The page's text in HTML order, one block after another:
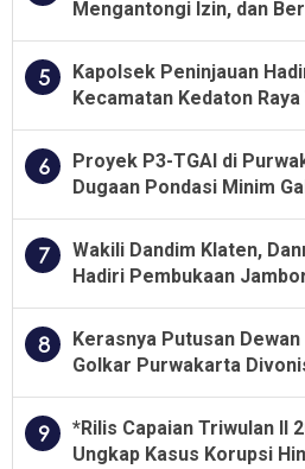
Mengantongi Izin, dan
Menjalankan Aturan
5
Kapolsek Peninjauan
Kecamatan Kedaton
Lahan Kelompok Tani
6
Proyek P3-TGAI di
Dugaan Pondasi Minim
Besar soal Pengawasan
7
Wakili Dandim Klaten,
Hadiri Pembukaan
Jawa Tengah 2026
8
Kerasnya Putusan
Golkar Purwakarta
Dari Jabatan Selama
9
*Rilis Capaian Triwulan II
Ungkap Kasus Korupsi